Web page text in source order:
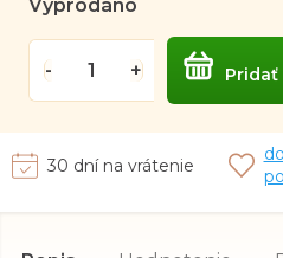
Vyprodáno
Pridať
30 dní na vrátenie